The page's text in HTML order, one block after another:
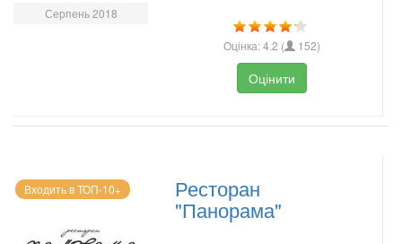
Серпень 2018
Оцінка:4.2 ( 152)
Оцінити
Входить в ТОП-10+ Ресторан
"Панорама"